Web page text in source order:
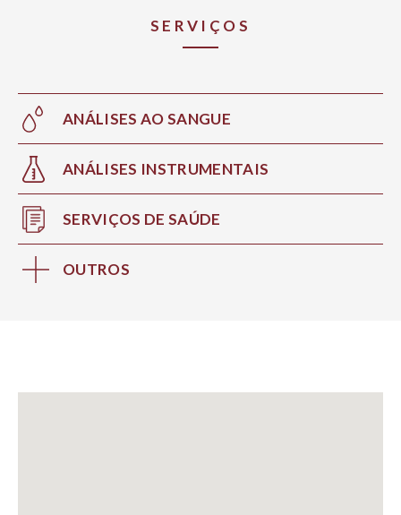
SERVIÇOS
ANÁLISES AO SANGUE
ANÁLISES INSTRUMENTAIS
SERVIÇOS DE SAÚDE
OUTROS